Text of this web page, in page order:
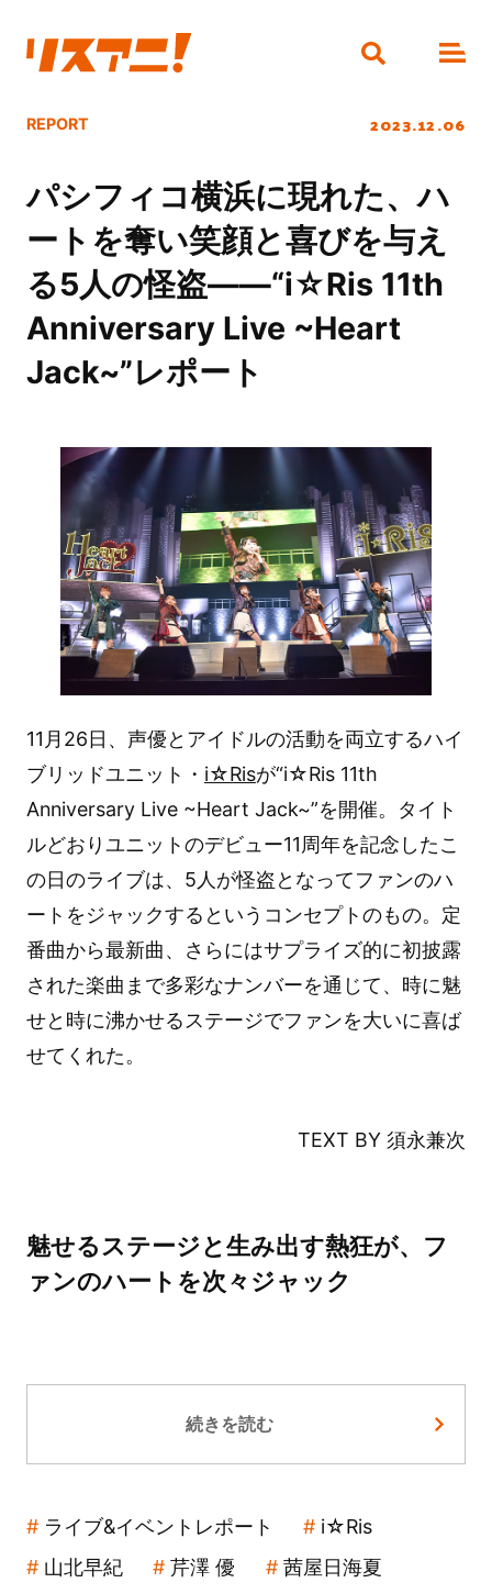
REPORT 2023.12.06
パシフィコ横浜に現れた、ハ
ートを奪い笑顔と喜びを与え
る5人の怪盗――“i☆Ris 11th
Anniversary Live ~Heart
Jack~”レポート
11月26日、声優とアイドルの活動を両立するハイ
ブリッドユニット・ i☆Risが“i☆Ris 11th
Anniversary Live ~Heart Jack~”を開催。タイト
ルどおりユニットのデビュー11周年を記念したこ
の日のライブは、5人が怪盗となってファンのハ
ートをジャックするというコンセプトのもの。定
番曲から最新曲、さらにはサプライズ的に初披露
された楽曲まで多彩なナンバーを通じて、時に魅
せと時に沸かせるステージでファンを大いに喜ば
せてくれた。
TEXT BY 須永兼次
魅せるステージと生み出す熱狂が、フ
ァンのハートを次々ジャック
続きを読む
ライブ&イベントレポート
i☆Ris
山北早紀
芹澤 優
茜屋日海夏